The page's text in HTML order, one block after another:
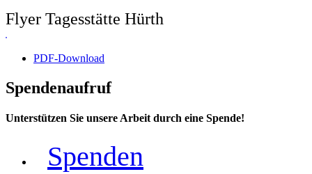
Flyer Tagesstätte Hürth
PDF-Download
Spendenaufruf
Unterstützen Sie unsere Arbeit durch eine Spende!
Spenden